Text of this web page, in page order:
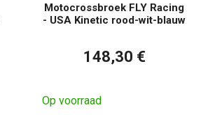
Motocrossbroek FLY Racing
- USA Kinetic rood-wit-blauw
148,30 €
Op voorraad